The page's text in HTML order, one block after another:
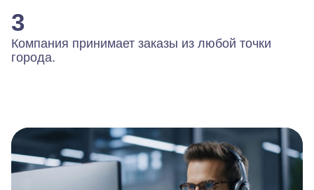
3
Компания принимает заказы из любой точки
города.